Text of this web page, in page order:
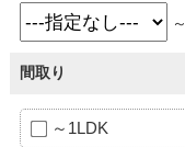
～
間取り
～1LDK